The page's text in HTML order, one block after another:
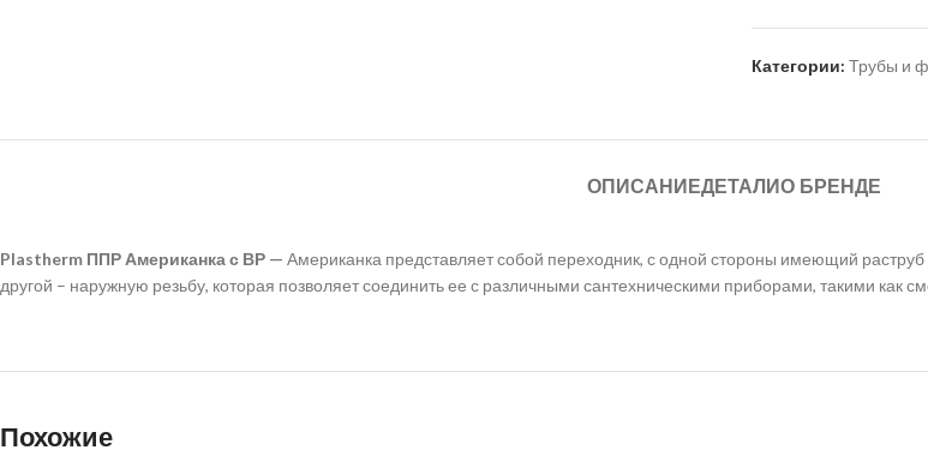
Категории: Трубы и
ОПИСАНИЕДЕТАЛИО БРЕНДЕ
Plastherm ППР Американка с ВР — Американка представляет собой переходник, с одной стороны имеющий
другой – наружную резьбу, которая позволяет соединить ее с различными сантехническими приборами, такими как
Похожие